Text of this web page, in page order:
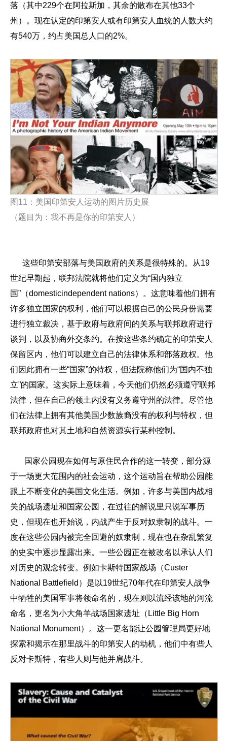
落（其中229个在阿拉斯加，其余的散布在其他33个
州）。现在认定的印第安人或有印第安人血统的人数大约
有540万，约占美国总人口的2%。
图 11 ：美国印第安人运动的图片历史展
（题目为：我不再是你的印第安人）
这些印第安部落与美国政府的关系是很特殊的。从19
世纪早期起，联邦法院就将他们定义为“国内独立
国”（domesticindependent nations）。这意味着他们拥有
许多独立国家的权利，他们可以根据自己的公民身份需要
进行独立裁决，基于政府与政府间的关系与联邦政府进行
谈判，以及协商外交条约。在按这些条约确定的印第安人
保留区内，他们可以建立自己的法律体系和部落政权。他
们因此拥有一些“国家”的特权，但法院称他们为“国内不独
立”的国家。这实际上意味着，今天他们仍然必须遵守联邦
法律，但在自己的领土内没有义务遵守州的法律。尽管他
们在法律上拥有其他美国少数族裔没有的权利与特权，但
联邦政府也对其土地和自然资源实行某种控制。
国家公园现在如何与原住民合作的这一转变，部分源
于一场更大范围内的社会运动，这个运动旨在帮助公园能
跟上不断变化的美国文化生活。例如，许多与美国内战相
关的战场遗址和国家公园，在过往的解说里只说军事历
史，但现在也开始说，内战产生于反对奴隶制的战斗。一
度在这些公园内被完全回避的奴隶制，现在也在杂乱繁复
的史实中逐步显露出来。一些公园正在被改名以承认人们
对历史的观念转变。例如卡斯特国家战场（Custer
National Battlefield）是以19世纪70年代在印第安人战争
中牺牲的美国军事将领命名的，现在则以流经该地的河流
命名，更名为小大角羊战场国家遗址（Little Big Horn
National Monument）。这一更名能让公园管理局更好地
探索和揭示在那里战斗的印第安人的动机，他们中有些人
反对卡斯特，有些人则与他并肩战斗。